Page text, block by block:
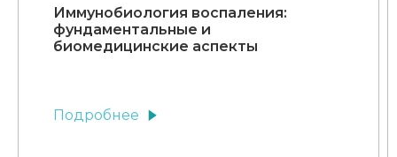
Иммунобиология воспаления:
фундаментальные и
биомедицинские аспекты
Подробнее